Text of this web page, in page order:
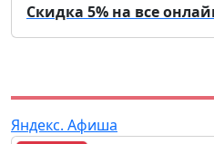
Скидка 5% на все
Яндекс. Афиша